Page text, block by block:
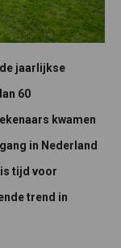
jaarlijkse
60
kwamen
in Nederland
tijd voor
trend in